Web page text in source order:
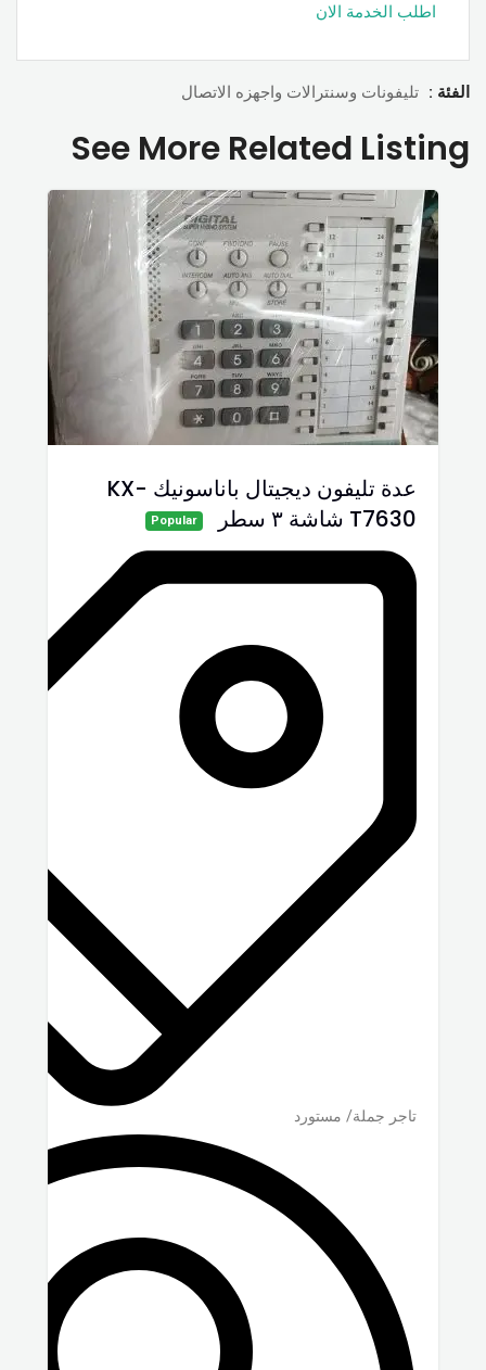
اطلب الخدمة الان
الفئة : تليفونات وسنترالات واجهزه الاتصال
See More Related Listing
عدة تليفون ديجيتال باناسونيك KX-
T7630 شاشة ٣ سطر
Popular
تاجر جملة/ مستورد